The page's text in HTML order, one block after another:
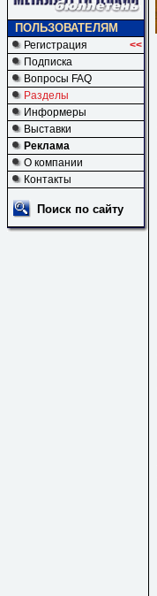
ПОЛЬЗОВАТЕЛЯМ
Регистрация
<<
Подписка
Вопросы FAQ
Разделы
Информеры
Выставки
Реклама
О компании
Контакты
Поиск по сайту